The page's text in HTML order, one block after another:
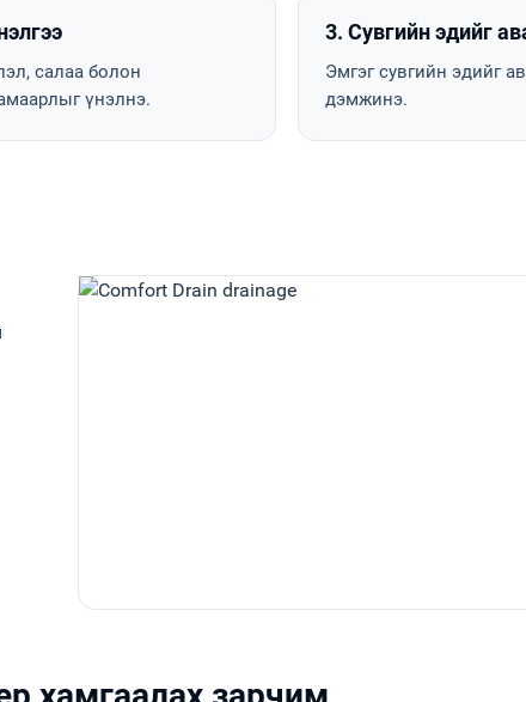
салаа болон
үнэлнэ.
3. Сувгийн эдийг
Эмгэг сувгийн эдийг
дэмжинэ.